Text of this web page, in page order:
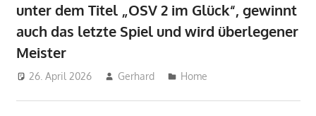
unter dem Titel „OSV 2 im Glück“, gewinnt
auch das letzte Spiel und wird überlegener
Meister
26. April 2026 Gerhard Home